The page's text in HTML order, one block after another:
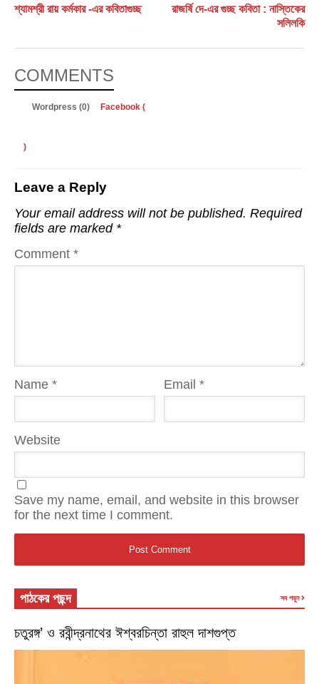
শ্যামশ্রী রায় কর্মকার -এর কবিতাগুচ্ছ
রাজর্ষি দে-এর গুচ্ছ কবিতা : নাস্তিকের
সলিলকি
COMMENTS
Wordpress (0) Facebook (
)
Leave a Reply
Your email address will not be published. Required
fields are marked *
Comment *
Name * Email*
Website
Save my name, email, and website in this browser
for the next time I comment.
পাঠকের পছন্দ সব পড়ুন
চতুরঙ্গ’ ও রবীন্দ্রনাথের ঈশ্বরচিন্তা রাহুল দাশগুপ্ত